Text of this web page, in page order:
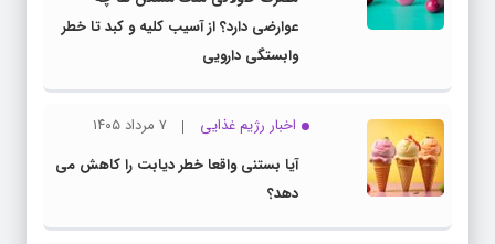
عوارضی دارد؟ از آسیب کلیه و کبد تا خطر
وابستگی دارویی
اخبار رژیم غذایی
۷ مرداد ۱۴۰۵
آیا بستنی واقعا خطر دیابت را کاهش می
دهد؟